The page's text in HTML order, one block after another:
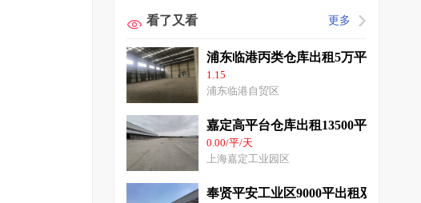
看了又看 更多
浦东临港丙类仓库出租5万平高12米无
1.15
浦东临港自贸区
嘉定高平台仓库出租13500平带喷淋无
0.00/平/天
上海嘉定工业园区
奉贤平安工业区9000平出租双层坡道